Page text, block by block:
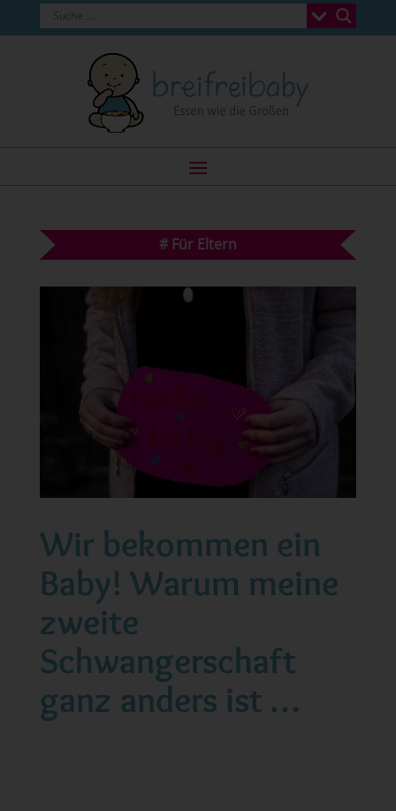
# Für Eltern
Wir bekommen ein
Baby! Warum meine
zweite
Schwangerschaft
ganz anders ist …